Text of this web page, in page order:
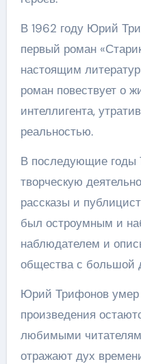
В 1962 году Юрий
первый роман
настоящим
роман повествует о
интеллигента,
реальностью.
В последующие годы
творческую
рассказы и
был остроумным и
наблюдателем и
общества с большой
Юрий Трифонов умер
произведения
любимыми
отражают дух